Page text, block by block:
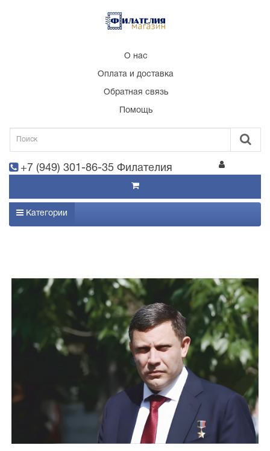
О нас
Оплата и доставка
Обратная связь
Помощь
+7 (949) 301-86-35 Филателия
Категории